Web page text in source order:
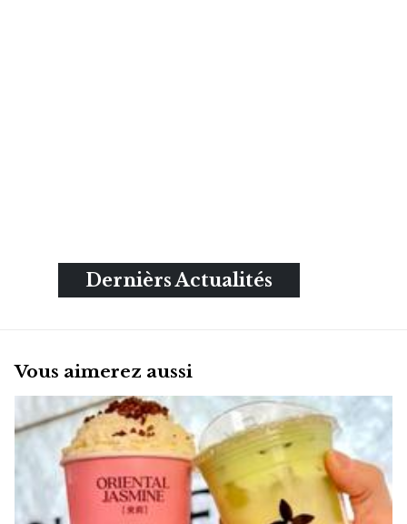
Dernièrs Actualités
Vous aimerez aussi